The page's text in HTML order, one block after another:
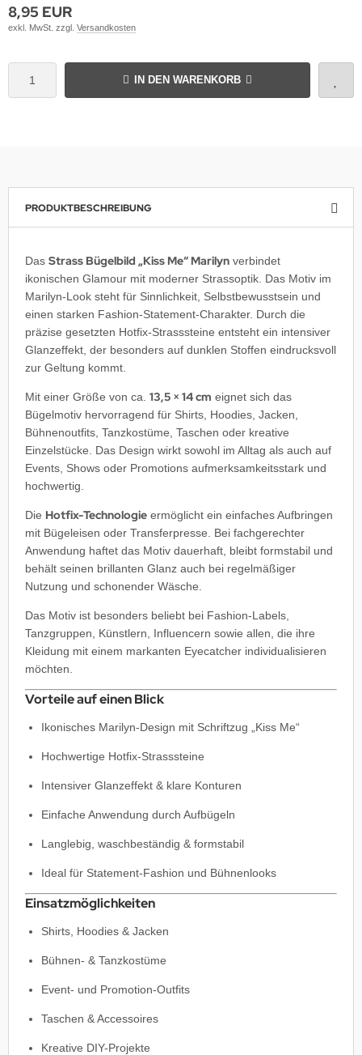
8,95 EUR
exkl. MwSt. zzgl. Versandkosten
IN DEN WARENKORB
PRODUKTBESCHREIBUNG
Das Strass Bügelbild „Kiss Me“ Marilyn verbindet
ikonischen Glamour mit moderner Strassoptik. Das Motiv im
Marilyn-Look steht für Sinnlichkeit, Selbstbewusstsein und
einen starken Fashion-Statement-Charakter. Durch die
präzise gesetzten Hotfix-Strasssteine entsteht ein intensiver
Glanzeffekt, der besonders auf dunklen Stoffen eindrucksvoll
zur Geltung kommt.
Mit einer Größe von ca. 13,5 × 14 cm eignet sich das
Bügelmotiv hervorragend für Shirts, Hoodies, Jacken,
Bühnenoutfits, Tanzkostüme, Taschen oder kreative
Einzelstücke. Das Design wirkt sowohl im Alltag als auch auf
Events, Shows oder Promotions aufmerksamkeitsstark und
hochwertig.
Die Hotfix-Technologie ermöglicht ein einfaches Aufbringen
mit Bügeleisen oder Transferpresse. Bei fachgerechter
Anwendung haftet das Motiv dauerhaft, bleibt formstabil und
behält seinen brillanten Glanz auch bei regelmäßiger
Nutzung und schonender Wäsche.
Das Motiv ist besonders beliebt bei Fashion-Labels,
Tanzgruppen, Künstlern, Influencern sowie allen, die ihre
Kleidung mit einem markanten Eyecatcher individualisieren
möchten.
Vorteile auf einen Blick
Ikonisches Marilyn-Design mit Schriftzug „Kiss Me“
Hochwertige Hotfix-Strasssteine
Intensiver Glanzeffekt & klare Konturen
Einfache Anwendung durch Aufbügeln
Langlebig, waschbeständig & formstabil
Ideal für Statement-Fashion und Bühnenlooks
Einsatzmöglichkeiten
Shirts, Hoodies & Jacken
Bühnen- & Tanzkostüme
Event- und Promotion-Outfits
Taschen & Accessoires
Kreative DIY-Projekte